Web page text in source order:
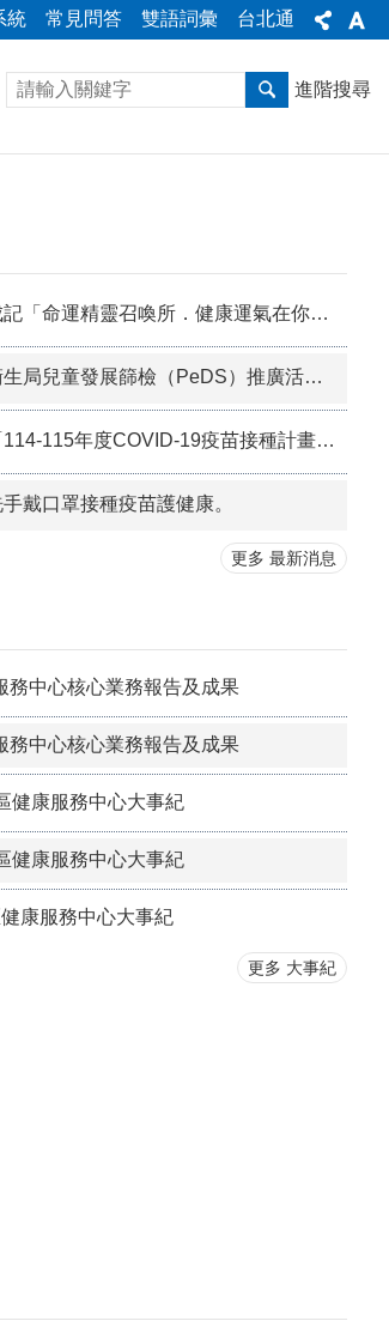
統 常見問答 雙語詞彙 台北通
進階搜尋
「命運精靈召喚所．健康運氣在你手」
童發展篩檢（PeDS）推廣活動-寶貝篩檢出任務
疫苗接種計畫」公費接種對象擴大為「滿6個月以上尚未接種之民眾」延長至115年9月28日止。
戴口罩接種疫苗護健康。
更多 最新消息
務中心核心業務報告及成果
務中心核心業務報告及成果
健康服務中心大事紀
健康服務中心大事紀
康服務中心大事紀
更多 大事紀